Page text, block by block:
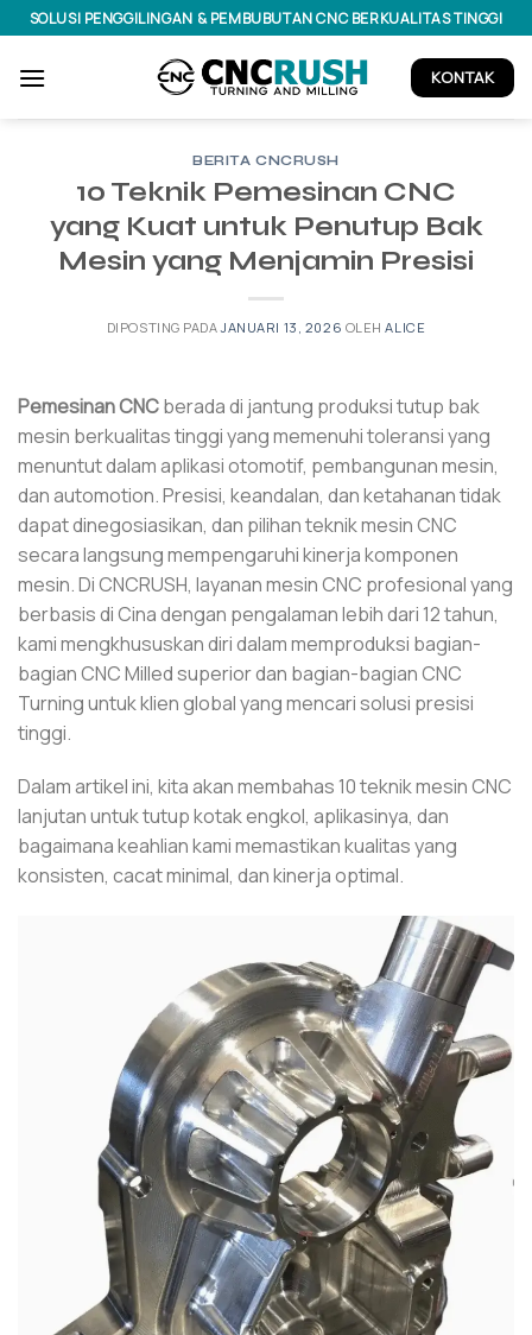
Lewati
ke
konten
SOLUSI PENGGILINGAN & PEMBUBUTAN CNC BERKUALITAS TINGGI
KONTAK
BERITA CNCRUSH
10 Teknik Pemesinan CNC
yang Kuat untuk Penutup Bak
Mesin yang Menjamin Presisi
DIPOSTING PADAJANUARI 13, 2026 OLEHALICE
Pemesinan CNCberada di jantung produksi tutup bak
mesin berkualitas tinggi yang memenuhi toleransi yang
menuntut dalam aplikasi otomotif, pembangunan mesin,
dan automotion. Presisi, keandalan, dan ketahanan tidak
dapat dinegosiasikan, dan pilihan teknik mesin CNC
secara langsung mempengaruhi kinerja komponen
mesin. Di CNCRUSH, layanan mesin CNC profesional yang
berbasis di Cina dengan pengalaman lebih dari 12 tahun,
kami mengkhususkan diri dalam memproduksi bagian-
bagian CNC Milled superior dan bagian-bagian CNC
Turning untuk klien global yang mencari solusi presisi
tinggi.
Dalam artikel ini, kita akan membahas 10 teknik mesin CNC
lanjutan untuk tutup kotak engkol, aplikasinya, dan
bagaimana keahlian kami memastikan kualitas yang
konsisten, cacat minimal, dan kinerja optimal.